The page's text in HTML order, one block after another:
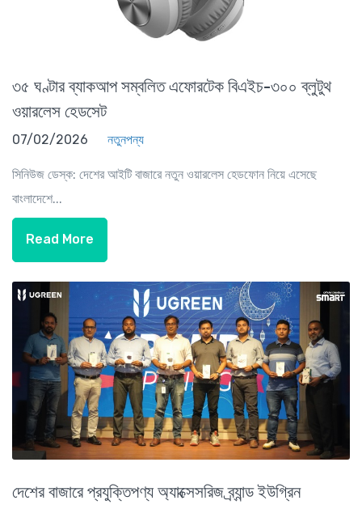
৩৫ ঘণ্টার ব্যাকআপ সম্বলিত এফোরটেক বিএইচ-৩০০ ব্লুটুথ
ওয়ারলেস হেডসেট
07/02/2026 নতুনপন্য
সিনিউজ ডেস্ক: দেশের আইটি বাজারে নতুন ওয়ারলেস হেডফোন নিয়ে এসেছে
বাংলাদেশে...
Read More
দেশের বাজারে প্রযুক্তিপণ্য অ্যাক্সেসরিজ ব্র্যান্ড ইউগ্রিন